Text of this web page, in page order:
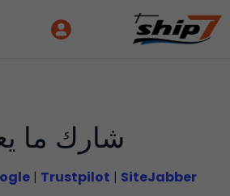
شارك ما
| Trustpilot | SiteJabber